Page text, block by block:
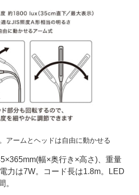
アームとヘッドは自由に動かせる
幅×奥行き×高さ)、重量
力は7W。コード長は1.8m。LED
。